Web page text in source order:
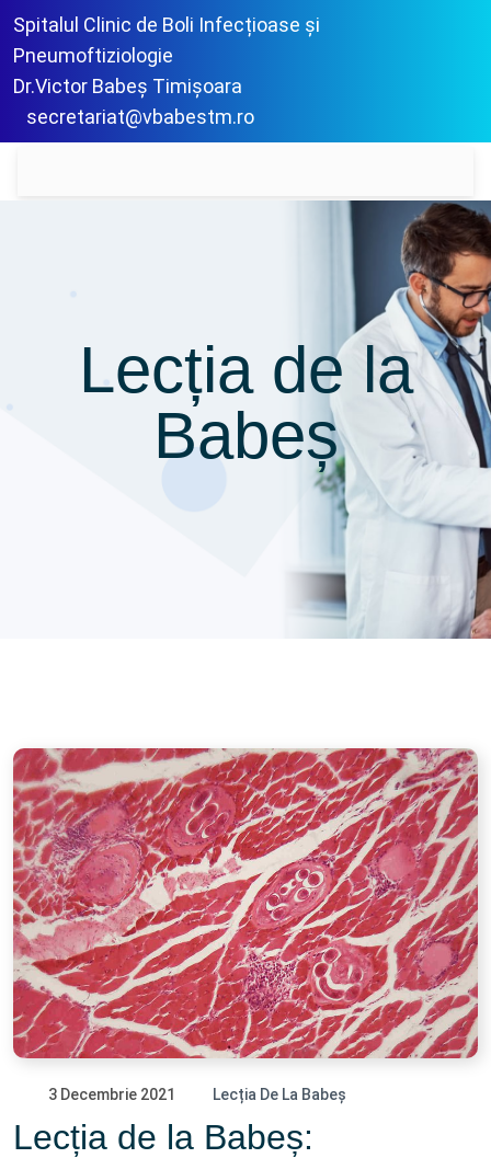
Spitalul Clinic de Boli Infecțioase și
Pneumoftiziologie
Dr.Victor Babeș Timișoara
secretariat@vbabestm.ro
Lecția de la
Babeș
3 Decembrie 2021 Lecția De La Babeș
Lecția de la Babeș: